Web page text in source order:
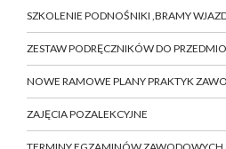
SZKOLENIE PODNOŚNIKI ,BRAMY
ZESTAW PODRĘCZNIKÓW DO
NOWE RAMOWE PLANY PRAKTYK
ZAJĘCIA POZALEKCYJNE